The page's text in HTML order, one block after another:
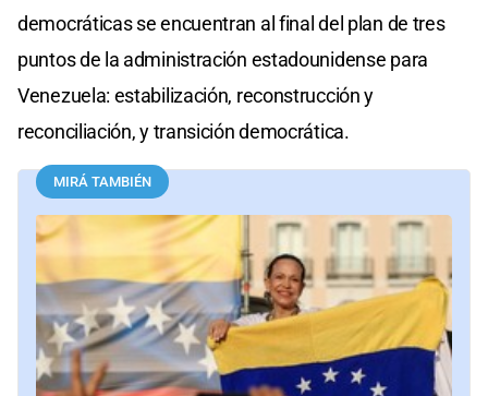
democráticas se encuentran al final del plan de tres
puntos de la administración estadounidense para
Venezuela: estabilización, reconstrucción y
reconciliación, y transición democrática.
MIRÁ TAMBIÉN